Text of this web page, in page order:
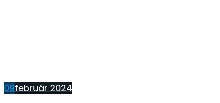
09február 2024